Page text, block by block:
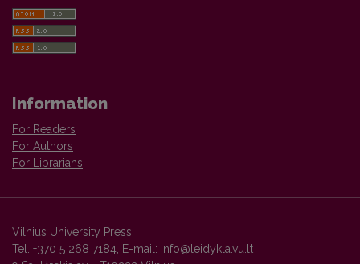
Information
For Readers
For Authors
For Librarians
Vilnius University Press
Tel. +370 5 268 7184, E-mail: info@leidykla.vu.lt